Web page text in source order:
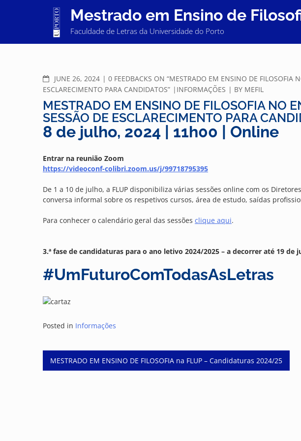
Mestrado em Ensino de
Faculdade de Letras da Universidade do Porto
JUNE 26, 2024 COMMENTS
0 FEEDBACKS ON “MESTRADO EM ENSINO DE FILOSOFIA
ESCLARECIMENTO PARA CANDIDATOS”
INFORMAÇÕES BY MEFIL
MESTRADO EM ENSINO DE FILOSOFIA NO
SESSÃO DE ESCLARECIMENTO PARA
8 de julho, 2024 | 11h00 | Online
Entrar na reunião Zoom
https://videoconf-colibri.zoom.us/j/99718795395
De 1 a 10 de julho, a FLUP disponibiliza várias sessões online com os
conversa informal sobre os respetivos cursos, área de estudo, saídas
Para conhecer o calendário geral das sessões clique aqui.
3.ª fase de candidaturas para o ano letivo 2024/2025 – a decorrer até 19 de
#UmFuturoComTodasAsLetras
Posted in Informações
Post
navigation
MESTRADO EM ENSINO DE FILOSOFIA na FLUP – Candidaturas 2024/25